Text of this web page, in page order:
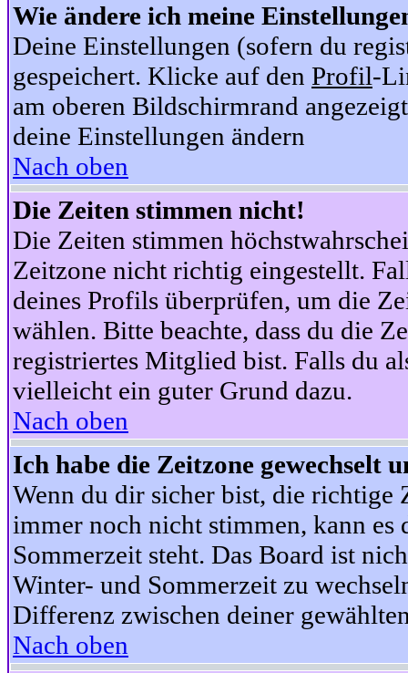
Wie ändere ich meine
Deine Einstellungen (sofern du
gespeichert. Klicke auf den Profil-
am oberen Bildschirmrand
deine Einstellungen ändern
Nach oben
Die Zeiten stimmen nicht!
Die Zeiten stimmen
Zeitzone nicht richtig eingestellt.
deines Profils überprüfen, um die
wählen. Bitte beachte, dass du die
registriertes Mitglied bist. Falls du
vielleicht ein guter Grund dazu.
Nach oben
Ich habe die Zeitzone gewechselt
Wenn du dir sicher bist, die richtige
immer noch nicht stimmen, kann es
Sommerzeit steht. Das Board ist
Winter- und Sommerzeit zu
Differenz zwischen deiner
Nach oben